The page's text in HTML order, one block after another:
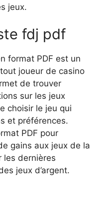
jeux.
fdj pdf
format PDF est un
joueur de casino
de trouver
sur les jeux
choisir le jeu qui
et préférences.
PDF pour
gains aux jeux de la
les dernières
jeux d’argent.